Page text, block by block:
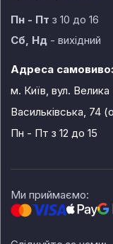
Пн - Пт з 10 до 16
Сб, Нд - вихідний
Адреса
м. Київ, вул. Велика
Васильківська, 74
Пн - Пт з 12 до 15
Ми приймаємо: